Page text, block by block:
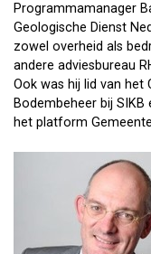
Programmamanager
Geologische Dienst
zowel overheid als
andere adviesbureau
Ook was hij lid van het
Bodembeheer bij
het platform